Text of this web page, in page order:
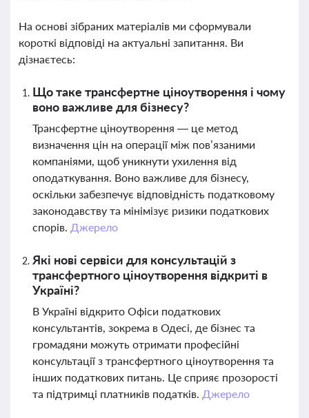
На основі зібраних матеріалів ми сформували
короткі відповіді на актуальні запитання. Ви
дізнаєтесь:
Що таке трансфертне ціноутворення і чому
воно важливе для бізнесу?
Трансфертне ціноутворення — це метод
визначення цін на операції між пов’язаними
компаніями, щоб уникнути ухилення від
оподаткування. Воно важливе для бізнесу,
оскільки забезпечує відповідність податковому
законодавству та мінімізує ризики податкових
спорів. Джерело
Які нові сервіси для консультацій з
трансфертного ціноутворення відкриті в
Україні?
В Україні відкрито Офіси податкових
консультантів, зокрема в Одесі, де бізнес та
громадяни можуть отримати професійні
консультації з трансфертного ціноутворення та
інших податкових питань. Це сприяє прозорості
та підтримці платників податків. Джерело